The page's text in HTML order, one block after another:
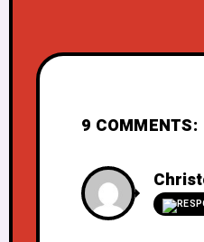
9 COMMENTS: